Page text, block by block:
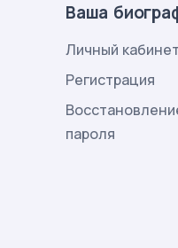
Ваша
Личный кабинет
Регистрация
пароля